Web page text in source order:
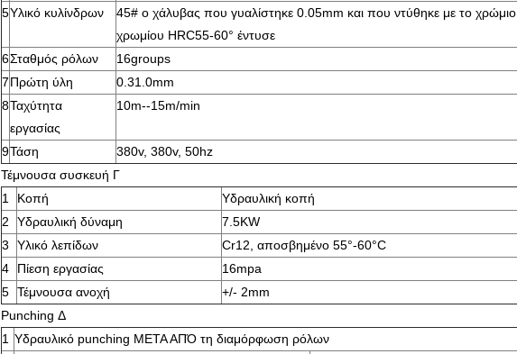
5Υλικό κυλίνδρων
45# ο χάλυβας που γυαλίστηκε 0.05mm και που ντύθηκε με το χρώμιο
χρωμίου HRC55-60° έντυσε
6Σταθμός ρόλων
16groups
7Πρώτη ύλη
0.31.0mm
8Ταχύτητα
εργασίας
10m--15m/min
9Τάση
380v, 380v, 50hz
Τέμνουσα συσκευή Γ
1
Κοπή
Υδραυλική κοπή
2
Υδραυλική δύναμη
7.5KW
3
Υλικό λεπίδων
Cr12, αποσβημένο 55°-60°C
4
Πίεση εργασίας
16mpa
5 Τέμνουσα ανοχή
+/- 2mm
Punching Δ
1 Υδραυλικό punching ΜΕΤΑ ΑΠΌ τη διαμόρφωση ρόλων